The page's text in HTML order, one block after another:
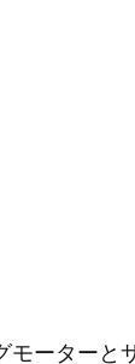
モーターと